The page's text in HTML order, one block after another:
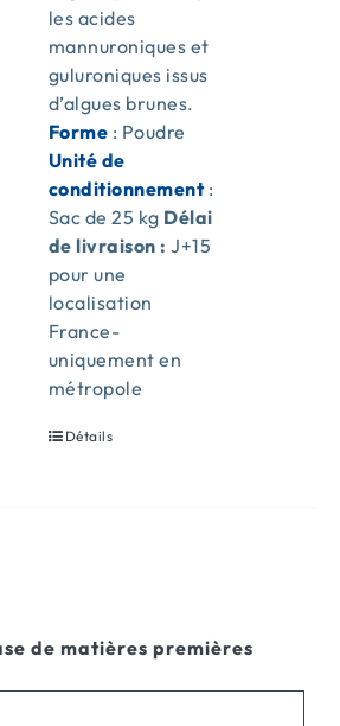
les acides
mannuroniques et
guluroniques issus
d’algues brunes.
Forme : Poudre
Unité de
conditionnement:
Sac de 25 kg Délai
de livraison : J+15
pour une
localisation
France-
uniquement en
métropole
Détails
de matières premières